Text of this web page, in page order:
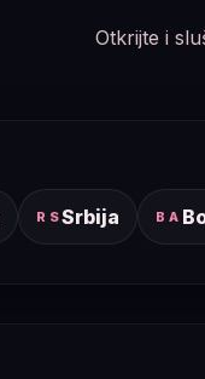
Otkrijte i
RSSrbija BA